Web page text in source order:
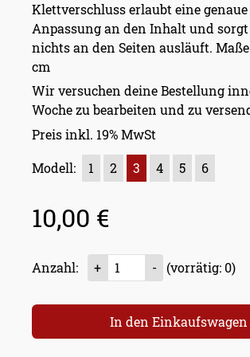
Klettverschluss erlaubt eine
Anpassung an den Inhalt und
nichts an den Seiten ausläuft. Maße:
cm
Wir versuchen deine Bestellung
Woche zu bearbeiten und zu
Preis inkl. 19% MwSt
Modell: 1 2 3 4 5 6
10,00 €
Anzahl: + - (vorrätig: 0)
In den Einkaufswagen